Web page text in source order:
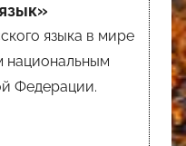
языка в мире
национальным
Федерации.